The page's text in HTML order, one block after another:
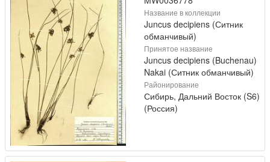
Название в коллекции
Juncus decipiens (Ситник
обманчивый)
Принятое название
Juncus decipiens (Buchenau)
Nakai (Ситник обманчивый)
Районирование
Сибирь, Дальний Восток (S6)
(Россия)